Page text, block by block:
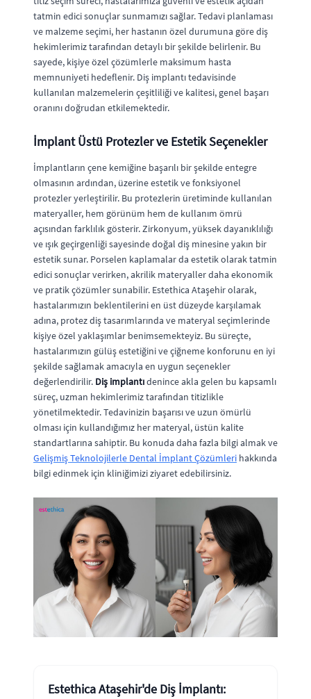
tatmin edici sonuçlar sunmamızı sağlar. Tedavi planlaması
ve malzeme seçimi, her hastanın özel durumuna göre diş
hekimlerimiz tarafından detaylı bir şekilde belirlenir. Bu
sayede, kişiye özel çözümlerle maksimum hasta
memnuniyeti hedeflenir. Diş implantı tedavisinde
kullanılan malzemelerin çeşitliliği ve kalitesi, genel başarı
oranını doğrudan etkilemektedir.
İmplant Üstü Protezler ve Estetik Seçenekler
İmplantların çene kemiğine başarılı bir şekilde entegre
olmasının ardından, üzerine estetik ve fonksiyonel
protezler yerleştirilir. Bu protezlerin üretiminde kullanılan
materyaller, hem görünüm hem de kullanım ömrü
açısından farklılık gösterir. Zirkonyum, yüksek dayanıklılığı
ve ışık geçirgenliği sayesinde doğal diş minesine yakın bir
estetik sunar. Porselen kaplamalar da estetik olarak tatmin
edici sonuçlar verirken, akrilik materyaller daha ekonomik
ve pratik çözümler sunabilir. Estethica Ataşehir olarak,
hastalarımızın beklentilerini en üst düzeyde karşılamak
adına, protez diş tasarımlarında ve materyal seçimlerinde
kişiye özel yaklaşımlar benimsemekteyiz. Bu süreçte,
hastalarımızın gülüş estetiğini ve çiğneme konforunu en iyi
şekilde sağlamak amacıyla en uygun seçenekler
değerlendirilir. Diş implantıdenince akla gelen bu kapsamlı
süreç, uzman hekimlerimiz tarafından titizlikle
yönetilmektedir. Tedavinizin başarısı ve uzun ömürlü
olması için kullandığımız her materyal, üstün kalite
standartlarına sahiptir. Bu konuda daha fazla bilgi almak ve
Gelişmiş Teknolojilerle Dental İmplant Çözümleri hakkında
bilgi edinmek için kliniğimizi ziyaret edebilirsiniz.
Estethica Ataşehir'de Diş İmplantı: